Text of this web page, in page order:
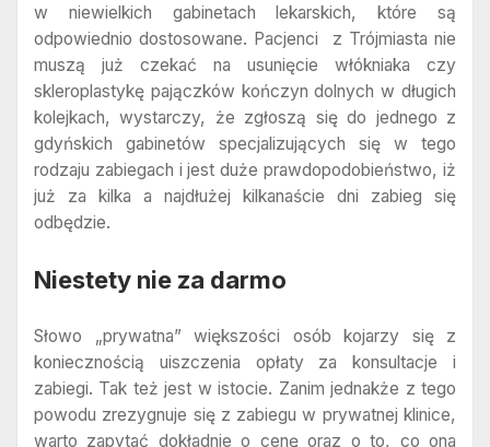
w niewielkich gabinetach lekarskich, które są
odpowiednio dostosowane. Pacjenci z Trójmiasta nie
muszą już czekać na usunięcie włókniaka czy
skleroplastykę pajączków kończyn dolnych w długich
kolejkach, wystarczy, że zgłoszą się do jednego z
gdyńskich gabinetów specjalizujących się w tego
rodzaju zabiegach i jest duże prawdopodobieństwo, iż
już za kilka a najdłużej kilkanaście dni zabieg się
odbędzie.
Niestety nie za darmo
Słowo „prywatna” większości osób kojarzy się z
koniecznością uiszczenia opłaty za konsultacje i
zabiegi. Tak też jest w istocie. Zanim jednakże z tego
powodu zrezygnuje się z zabiegu w prywatnej klinice,
warto zapytać dokładnie o cenę oraz o to, co ona